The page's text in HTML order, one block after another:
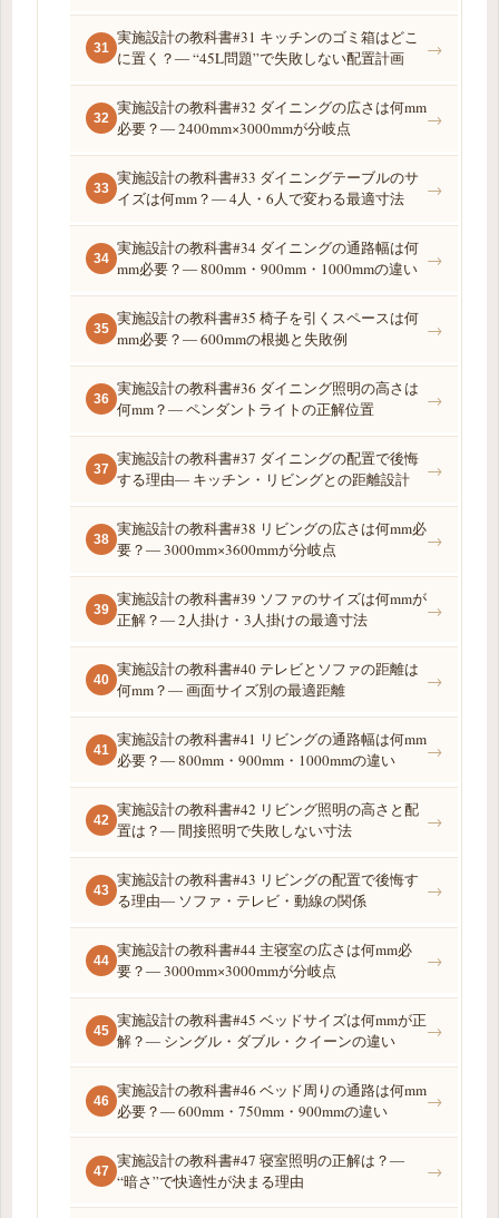
31
実施設計の教科書#31 キッチンのゴミ箱はどこ
に置く？― “45L問題”で失敗しない配置計画
→
32
実施設計の教科書#32 ダイニングの広さは何mm
必要？― 2400mm×3000mmが分岐点
→
33
実施設計の教科書#33 ダイニングテーブルのサ
イズは何mm？― 4人・6人で変わる最適寸法
→
34
実施設計の教科書#34 ダイニングの通路幅は何
mm必要？― 800mm・900mm・1000mmの違い →
35
実施設計の教科書#35 椅子を引くスペースは何
mm必要？― 600mmの根拠と失敗例
→
36
実施設計の教科書#36 ダイニング照明の高さは
何mm？― ペンダントライトの正解位置
→
37
実施設計の教科書#37 ダイニングの配置で後悔
する理由― キッチン・リビングとの距離設計
→
38
実施設計の教科書#38 リビングの広さは何mm必
要？― 3000mm×3600mmが分岐点
→
39
実施設計の教科書#39 ソファのサイズは何mmが
正解？― 2人掛け・3人掛けの最適寸法
→
40
実施設計の教科書#40 テレビとソファの距離は
何mm？― 画面サイズ別の最適距離
→
41
実施設計の教科書#41 リビングの通路幅は何mm
必要？― 800mm・900mm・1000mmの違い
→
42
実施設計の教科書#42 リビング照明の高さと配
置は？― 間接照明で失敗しない寸法
→
43
実施設計の教科書#43 リビングの配置で後悔す
る理由― ソファ・テレビ・動線の関係
→
44
実施設計の教科書#44 主寝室の広さは何mm必
要？― 3000mm×3000mmが分岐点
→
45
実施設計の教科書#45 ベッドサイズは何mmが正
解？― シングル・ダブル・クイーンの違い
→
46
実施設計の教科書#46 ベッド周りの通路は何mm
必要？― 600mm・750mm・900mmの違い
→
47
実施設計の教科書#47 寝室照明の正解は？―
“暗さ”で快適性が決まる理由
→